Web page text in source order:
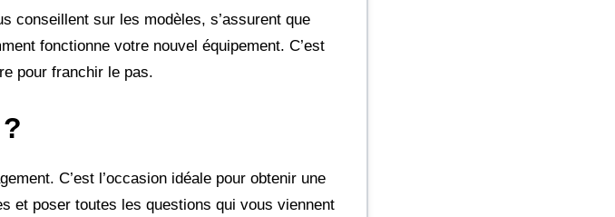
conseillent sur les modèles, s’assurent que
fonctionne votre nouvel équipement. C’est
pour franchir le pas.
C’est l’occasion idéale pour obtenir une
et poser toutes les questions qui vous viennent